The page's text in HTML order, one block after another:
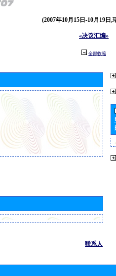
(2007年10月15日-10月19日,
«决议汇编»
全部收缩
联系人